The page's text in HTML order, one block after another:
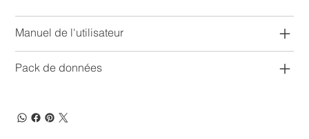
Manuel de l'utilisateur
Pack de données